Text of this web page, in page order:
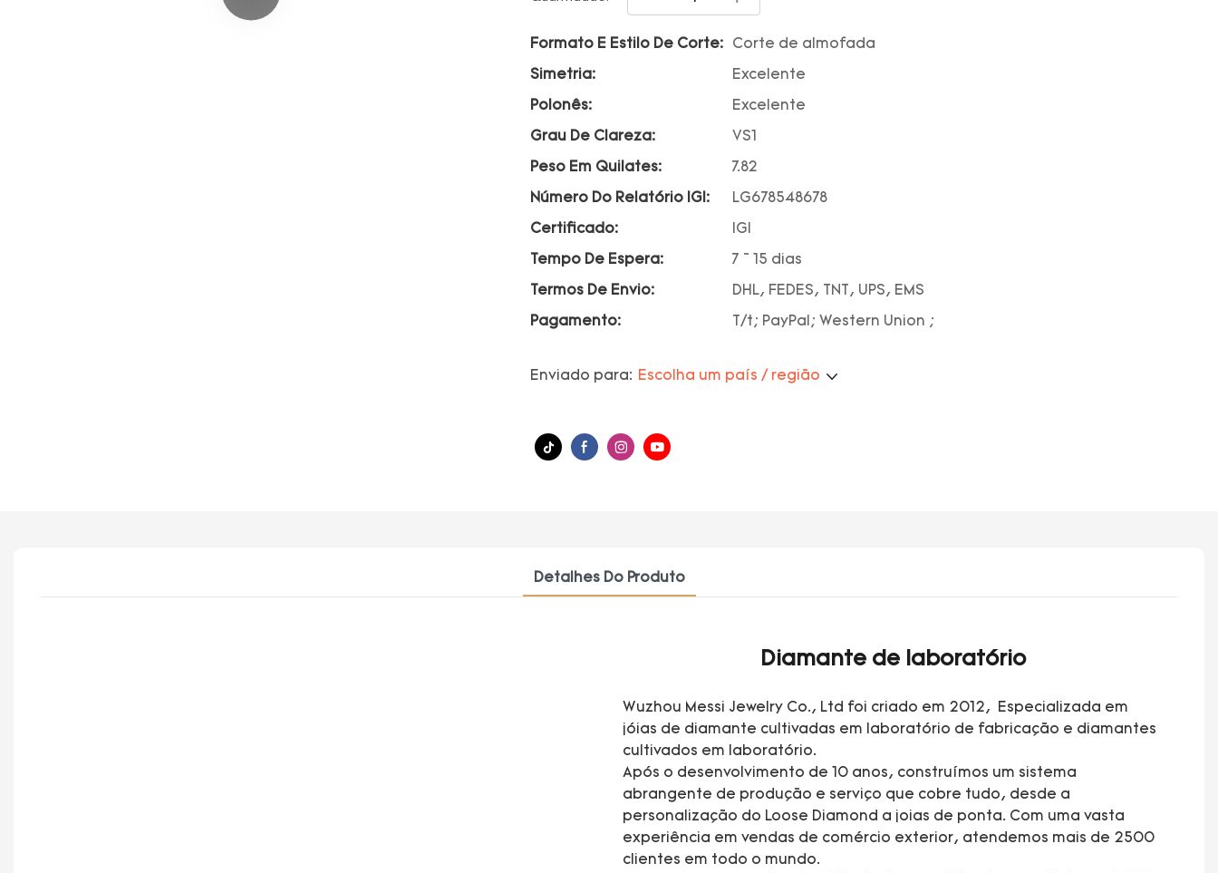
Formato E Estilo De Corte: Corte de almofada
Simetria: Excelente
Polonês: Excelente
Grau De Clareza: VS1
Peso Em Quilates: 7.82
Número Do Relatório IGI: LG678548678
Certificado: IGI
Tempo De Espera: 7 ~ 15 dias
Termos De Envio: DHL, FEDES, TNT, UPS, EMS
Pagamento: T/t; PayPal; Western Union ;
Enviado para: Escolha um país / região
Detalhes Do Produto
Diamante de laboratório
Wuzhou Messi Jewelry Co., Ltd foi criado em 2012, Especializada em
jóias de diamante cultivadas em laboratório de fabricação e diamantes
cultivados em laboratório.
Após o desenvolvimento de 10 anos, construímos um sistema
abrangente de produção e serviço que cobre tudo, desde a
personalização do Loose Diamond a joias de ponta. Com uma vasta
experiência em vendas de comércio exterior, atendemos mais de 2500
clientes em todo o mundo.